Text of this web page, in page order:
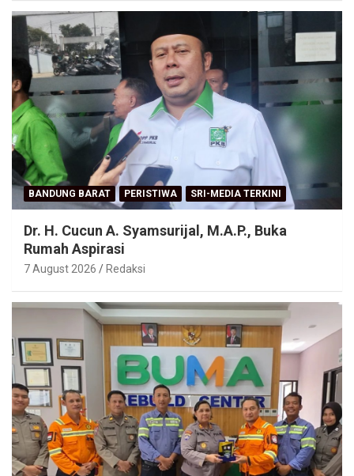
BANDUNG BARAT PERISTIWA SRI-MEDIA TERKINI
Dr. H. Cucun A. Syamsurijal, M.A.P., Buka
Rumah Aspirasi
7 August 2026 Redaksi